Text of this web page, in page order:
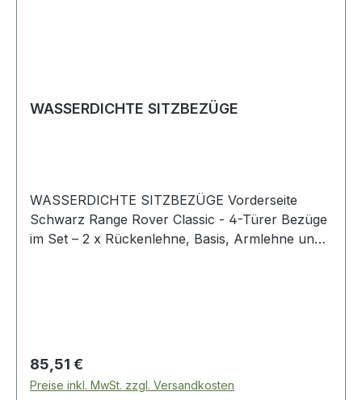
WASSERDICHTE SITZBEZÜGE
WASSERDICHTE SITZBEZÜGE Vorderseite
Schwarz Range Rover Classic - 4-Türer Bezüge
im Set – 2 x Rückenlehne, Basis, Armlehne und
Regulärer Preis:
85,51 €
Preise inkl. MwSt. zzgl. Versandkosten